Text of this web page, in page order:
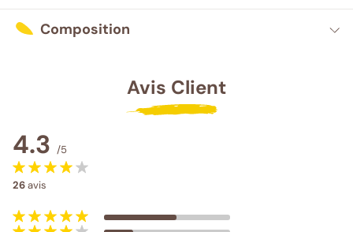
Composition
Avis Client
4.3 /5
26avis